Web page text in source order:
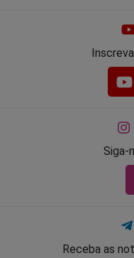
Siga-
Receba as